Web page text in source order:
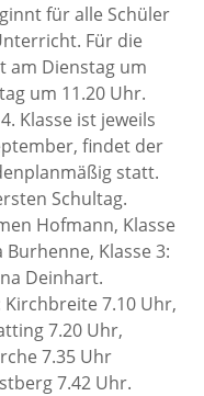
für alle Schüler
Für die
am Dienstag um
um 11.20 Uhr.
Klasse ist jeweils
findet der
statt.
Schultag.
Hofmann, Klasse
Burhenne, Klasse 3:
Deinhart.
7.10 Uhr,
7.20 Uhr,
7.35 Uhr
7.42 Uhr.